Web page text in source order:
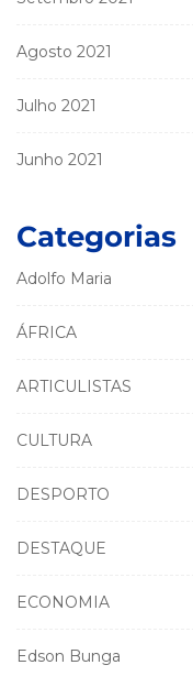
Agosto 2021
Julho 2021
Junho 2021
Categorias
Adolfo Maria
ÁFRICA
ARTICULISTAS
CULTURA
DESPORTO
DESTAQUE
ECONOMIA
Edson Bunga